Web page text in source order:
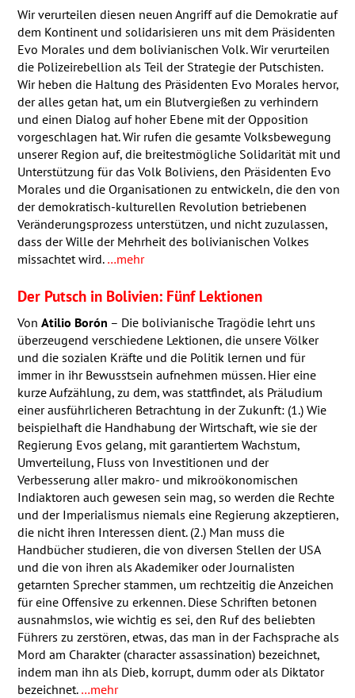
Wir verurteilen diesen neuen Angriff auf die Demokratie auf
dem Kontinent und solidarisieren uns mit dem Präsidenten
Evo Morales und dem bolivianischen Volk. Wir verurteilen
die Polizeirebellion als Teil der Strategie der Putschisten.
Wir heben die Haltung des Präsidenten Evo Morales hervor,
der alles getan hat, um ein Blutvergießen zu verhindern
und einen Dialog auf hoher Ebene mit der Opposition
vorgeschlagen hat. Wir rufen die gesamte Volksbewegung
unserer Region auf, die breitestmögliche Solidarität mit und
Unterstützung für das Volk Boliviens, den Präsidenten Evo
Morales und die Organisationen zu entwickeln, die den von
der demokratisch-kulturellen Revolution betriebenen
Veränderungsprozess unterstützen, und nicht zuzulassen,
dass der Wille der Mehrheit des bolivianischen Volkes
missachtet wird. …mehr
Der Putsch in Bolivien: Fünf Lektionen
Von Atilio Borón – Die bolivianische Tragödie lehrt uns
überzeugend verschiedene Lektionen, die unsere Völker
und die sozialen Kräfte und die Politik lernen und für
immer in ihr Bewusstsein aufnehmen müssen. Hier eine
kurze Aufzählung, zu dem, was stattfindet, als Präludium
einer ausführlicheren Betrachtung in der Zukunft: (1.) Wie
beispielhaft die Handhabung der Wirtschaft, wie sie der
Regierung Evos gelang, mit garantiertem Wachstum,
Umverteilung, Fluss von Investitionen und der
Verbesserung aller makro- und mikroökonomischen
Indiaktoren auch gewesen sein mag, so werden die Rechte
und der Imperialismus niemals eine Regierung akzeptieren,
die nicht ihren Interessen dient. (2.) Man muss die
Handbücher studieren, die von diversen Stellen der USA
und die von ihren als Akademiker oder Journalisten
getarnten Sprecher stammen, um rechtzeitig die Anzeichen
für eine Offensive zu erkennen. Diese Schriften betonen
ausnahmslos, wie wichtig es sei, den Ruf des beliebten
Führers zu zerstören, etwas, das man in der Fachsprache als
Mord am Charakter (character assassination) bezeichnet,
indem man ihn als Dieb, korrupt, dumm oder als Diktator
bezeichnet. …mehr